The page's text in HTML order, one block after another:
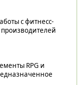
с фитнесс-
RPG и